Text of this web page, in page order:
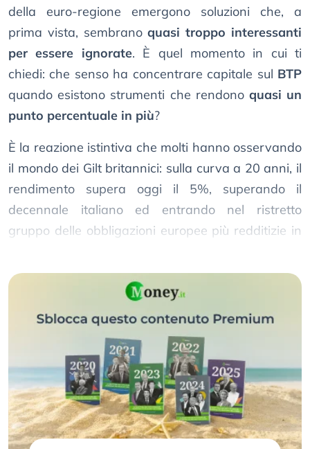
della euro-regione emergono soluzioni che, a
prima vista, sembranoquasi troppo interessanti
per essere ignorate. È quel momento in cui ti
chiedi: che senso ha concentrare capitale sul BTP
quando esistono strumenti che rendono quasi un
punto percentuale in più?
È la reazione istintiva che molti hanno osservando
il mondo dei Gilt britannici: sulla curva a 20 anni, il
rendimento supera oggi il 5%, superando il
decennale italiano ed entrando nel ristretto
gruppo delle obbligazioni europee più redditizie in